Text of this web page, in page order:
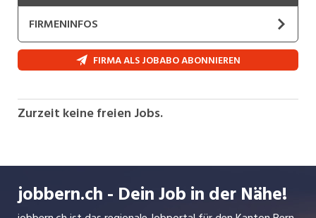
FIRMENINFOS
"Unsere Nischen-Mall gibt Unternehmern online
ein Zuhause."
SwissCommerce gründet oder kauft Ecommerce
ausgelasteten Marktsegmenten, in denen ein
Shop rasch zum Marktführer werden kann. Dabei
FIRMA ALS JOBABO ABONNIEREN
Zurzeit keine freien Jobs.
jobbern.ch - Dein Job in der Nähe!